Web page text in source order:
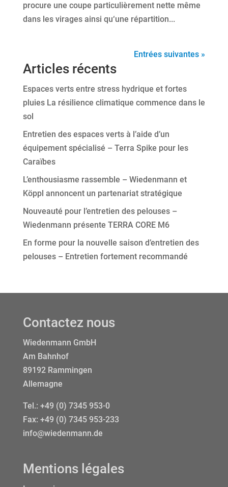
procure une coupe particulièrement nette même
dans les virages ainsi qu‘une répartition...
Entrées suivantes »
Articles récents
Espaces verts entre stress hydrique et fortes
pluies La résilience climatique commence dans le
sol
Entretien des espaces verts à l’aide d’un
équipement spécialisé – Terra Spike pour les
Caraïbes
L’enthousiasme rassemble – Wiedenmann et
Köppl annoncent un partenariat stratégique
Nouveauté pour l’entretien des pelouses –
Wiedenmann présente TERRA CORE M6
En forme pour la nouvelle saison d’entretien des
pelouses – Entretien fortement recommandé
Contactez nous
Wiedenmann GmbH
Am Bahnhof
89192 Rammingen
Allemagne
Tel.: +49 (0) 7345 953-0
Fax: +49 (0) 7345 953-233
info@wiedenmann.de
Mentions légales